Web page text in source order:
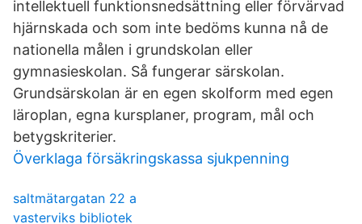
intellektuell funktionsnedsättning eller förvärvad
hjärnskada och som inte bedöms kunna nå de
nationella målen i grundskolan eller
gymnasieskolan. Så fungerar särskolan.
Grundsärskolan är en egen skolform med egen
läroplan, egna kursplaner, program, mål och
betygskriterier.
Överklaga försäkringskassa sjukpenning
saltmätargatan 22 a
vasterviks bibliotek